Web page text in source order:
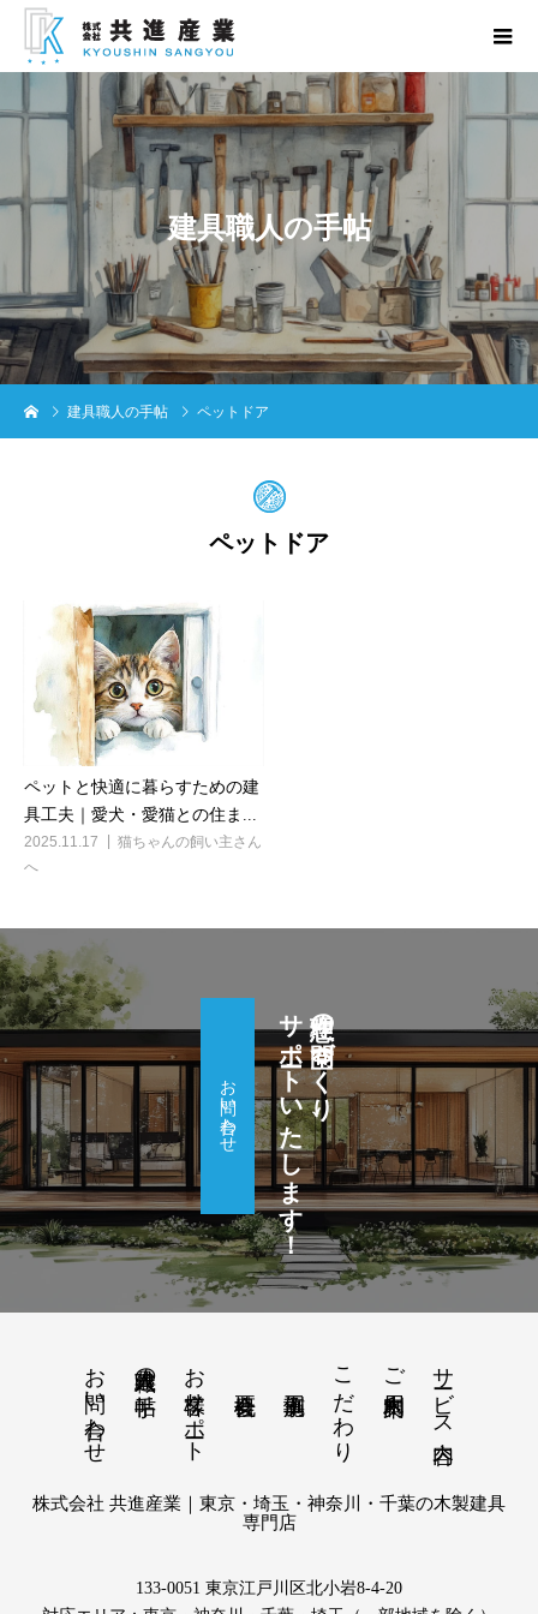
建具職人の手帖
建具職人の手帖 ペットドア
ペットドア
ペットと快適に暮らすための建
具工夫｜愛犬・愛猫との住ま...
2025.11.17
猫ちゃんの飼い主さん
へ
理想の空間づくり、
サポートいたします！
お問い合わせ
サービス内容
ご利用案内
こだわり
お客様サポート
建具職人の手帖
お問い合わせ
株式会社 共進産業｜東京・埼玉・神奈川・千葉の木製建具
専門店
133-0051 東京江戸川区北小岩8-4-20